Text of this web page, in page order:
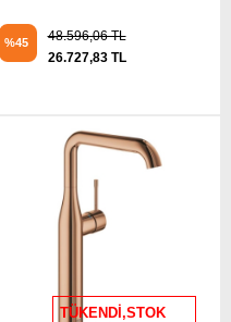
%45
48.596,06 TL
26.727,83 TL
TÜKENDİ,STOK